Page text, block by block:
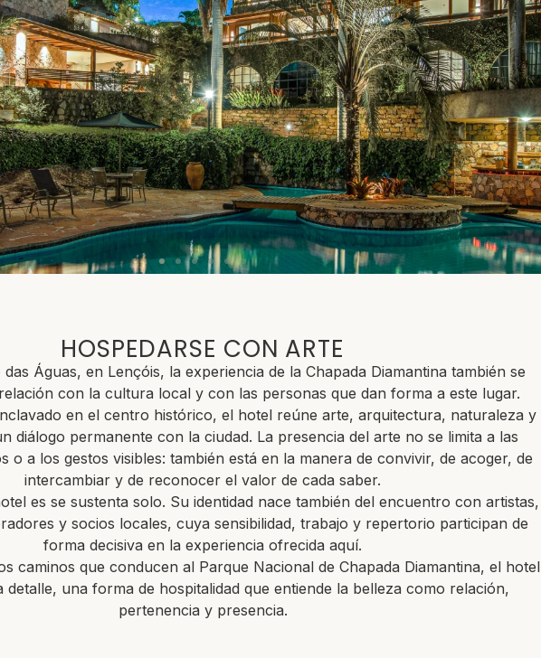
HOSPEDARSE CON ARTE
Águas, en Lençóis, la experiencia de la Chapada Diamantina también se
con la cultura local y con las personas que dan forma a este lugar.
en el centro histórico, el hotel reúne arte, arquitectura, naturaleza y
diálogo permanente con la ciudad. La presencia del arte no se limita a las
o a los gestos visibles: también está en la manera de convivir, de acoger, de
intercambiar y de reconocer el valor de cada saber.
es se sustenta solo. Su identidad nace también del encuentro con artistas,
y socios locales, cuya sensibilidad, trabajo y repertorio participan de
forma decisiva en la experiencia ofrecida aquí.
caminos que conducen al Parque Nacional de Chapada Diamantina, el hotel
detalle, una forma de hospitalidad que entiende la belleza como relación,
pertenencia y presencia.